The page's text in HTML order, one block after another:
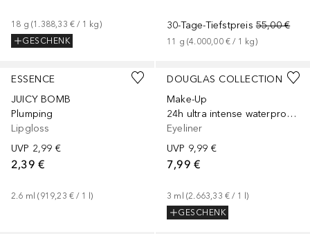
18 g (1.388,33 € / 1 kg)
GESCHENK
30-Tage-Tiefstpreis 55,00 €
11 g (4.000,00 € / 1 kg)
ESSENCE
JUICY BOMB
Plumping
Lipgloss
UVP 2,99 €
2,39 €
2.6 ml (919,23 € / 1 l)
+2
DOUGLAS COLLECTION
Make-Up
24h ultra intense waterproof eyeliner
Eyeliner
UVP 9,99 €
7,99 €
3 ml (2.663,33 € / 1 l)
GESCHENK